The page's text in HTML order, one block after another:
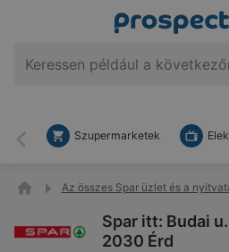
Vissza
Szupermarketek
Az összes Spar üzlet és a
Spar itt: Budai
2030 Érd